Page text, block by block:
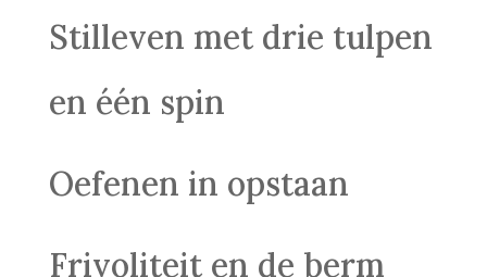
Stilleven met drie tulpen
en één spin
Oefenen in opstaan
Frivoliteit en de berm